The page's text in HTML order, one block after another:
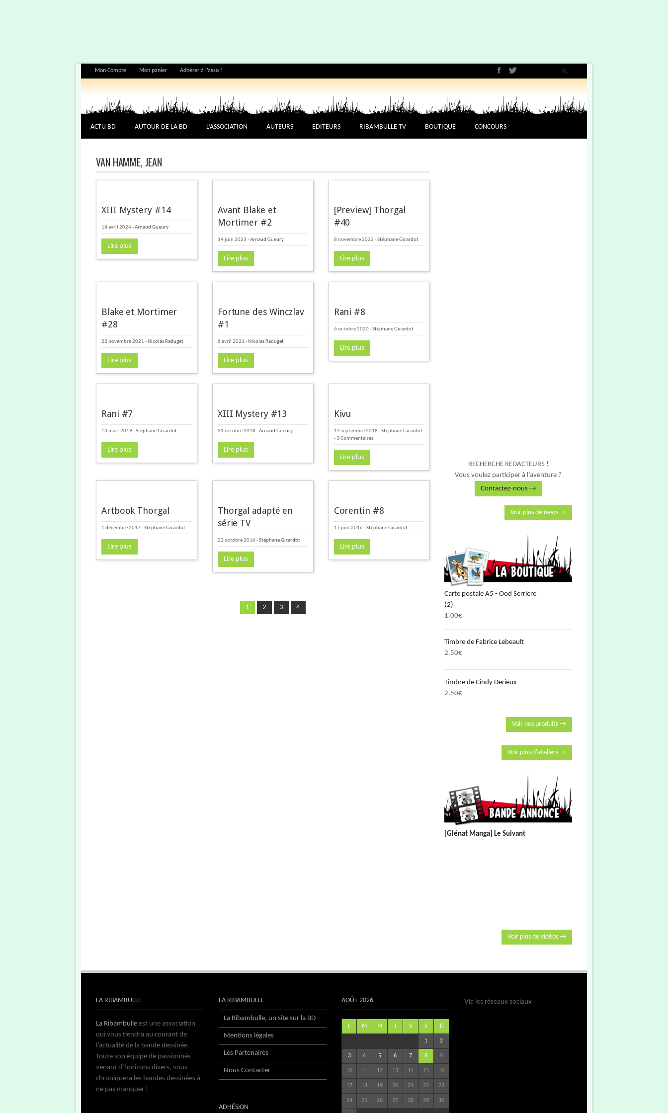
Mon Compte Mon panier Adhérer à l’asso !
ACTU BD AUTOUR DE LA BD L’ASSOCIATION AUTEURS EDITEURS RIBAMBULLE TV BOUTIQUE CONCOURS
VAN HAMME, JEAN
XIII Mystery #14
18 avril 2024-Arnaud Gueury
Lire plus
Avant Blake et
Mortimer #2
14 juin 2023 -Arnaud Gueury
Lire plus
[Preview] Thorgal
#40
8 novembre 2022 -Stéphane Girardot
Lire plus
Blake et Mortimer
#28
22 novembre 2021 - Nicolas Raduget
Lire plus
Fortune des Winczlav
#1
6 avril 2021 - Nicolas Raduget
Lire plus
Rani #8
6 octobre 2020-Stéphane Girardot
Lire plus
Rani #7
13 mars 2019-Stéphane Girardot
Lire plus
XIII Mystery #13
31 octobre 2018 -Arnaud Gueury
Lire plus
Kivu
14 septembre 2018 -Stéphane Girardot
- 3 Commentaires
Lire plus
Artbook Thorgal
1 décembre 2017-Stéphane Girardot
Lire plus
Thorgal adapté en
série TV
22 octobre 2016 -Stéphane Girardot
Lire plus
Corentin #8
17 juin 2016 -Stéphane Girardot
Lire plus
1 2 3 4
RECHERCHE REDACTEURS !
Vous voulez participer à l’aventure ?
Contactez-nous →
Voir plus de news →
Carte postale A5 - Ood Serriere
(2)
1.00€
Timbre de Fabrice Lebeault
2.50€
Timbre de Cindy Derieux
2.50€
Voir nos produits →
Voir plus d'ateliers →
[Glénat Manga] Le Suivant
Voir plus de vidéos →
LA RIBAMBULLE
La Ribambulle est une association
qui vous tiendra au courant de
l’actualité de la bande dessinée.
Toute son équipe de passionnés
venant d’horizons divers, vous
chroniquera les bandes dessinées à
ne pas manquer !
LA RIBAMBULLE
La Ribambulle, un site sur la BD
Mentions légales
Les Partenaires
Nous Contacter
ADHÉSION
AOÛT 2026
L M M J V S D
1 2
3 4 5 6 7 8 9
10 11 12 13 14 15 16
17 18 19 20 21 22 23
24 25 26 27 28 29 30
Via les réseaux sociaux